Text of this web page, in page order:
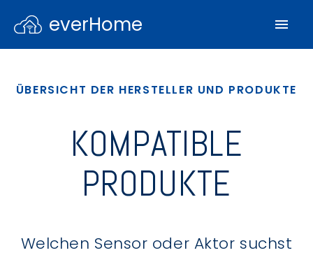
everHome
ÜBERSICHT DER HERSTELLER UND PRODUKTE
KOMPATIBLE
PRODUKTE
Welchen Sensor oder Aktor suchst